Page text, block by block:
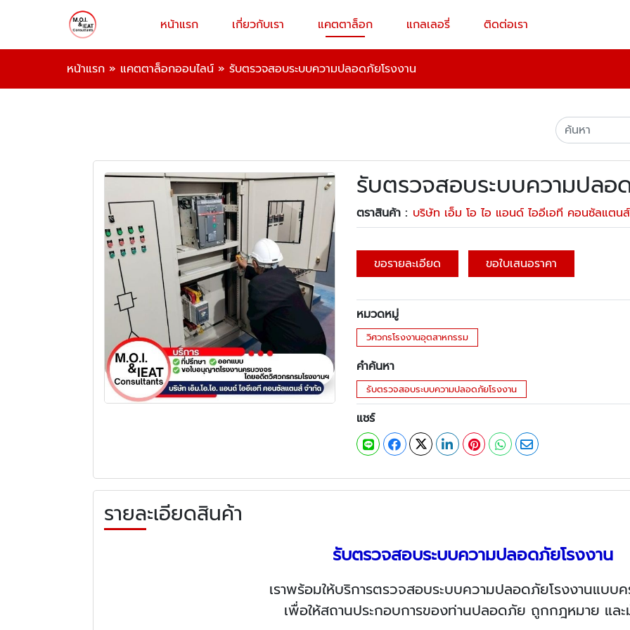
หน้าแรก เกี่ยวกับเรา แคตตาล็อก แกลเลอรี่ ติดต่อเรา
หน้าแรก » แคตตาล็อกออนไลน์ » รับตรวจสอบระบบความปลอดภัยโรงงาน
รับตรวจสอบระบบความปลอ
ตราสินค้า : บริษัท เอ็ม โอ ไอ แอนด์ ไออีเอที คอนซัลแตน
ขอรายละเอียด ขอใบเสนอราคา
หมวดหมู่
วิศวกรโรงงานอุตสาหกรรม
คำค้นหา
รับตรวจสอบระบบความปลอดภัยโรงงาน
แชร์
รายละเอียดสินค้า
รับตรวจสอบระบบความปลอดภัยโรงงาน
เราพร้อมให้บริการตรวจสอบระบบความปลอดภัยโรงงานแบบ
เพื่อให้สถานประกอบการของท่านปลอดภัย ถูกกฎหมาย แล